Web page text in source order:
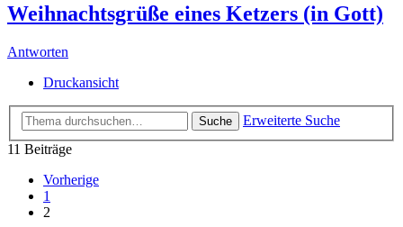
Weihnachtsgrüße eines Ketzers (in Gott)
Antworten
Druckansicht
Suche
Erweiterte Suche
11 Beiträge
Vorherige
1
2